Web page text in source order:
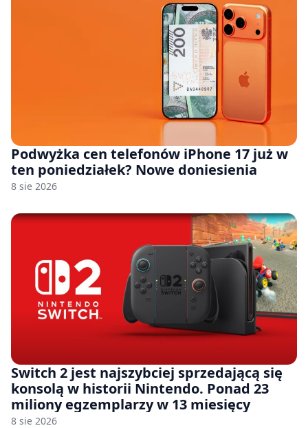
Podwyżka cen telefonów iPhone 17 już w
ten poniedziałek? Nowe doniesienia
8 sie 2026
Switch 2 jest najszybciej sprzedającą się
konsolą w historii Nintendo. Ponad 23
miliony egzemplarzy w 13 miesięcy
8 sie 2026